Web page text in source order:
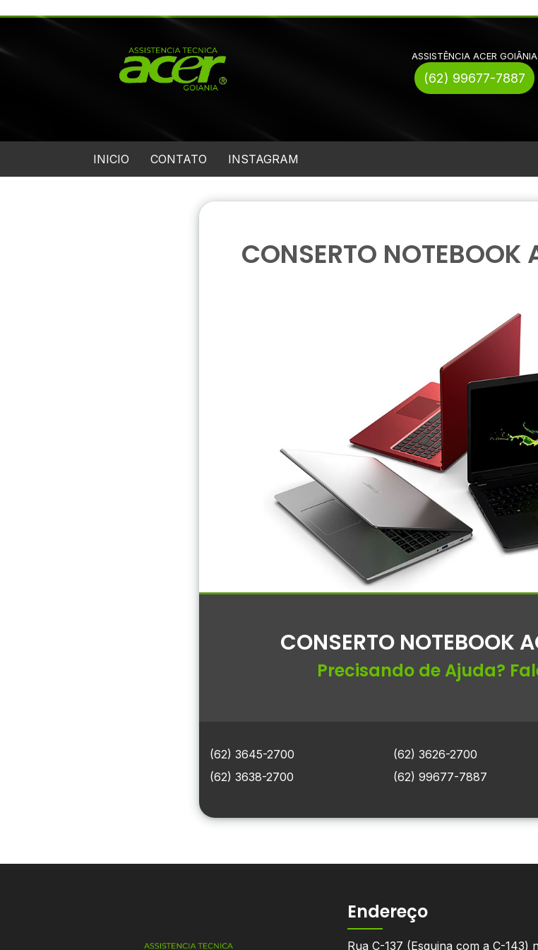
ASSISTÊNCIA ACER GOIÂNIA
(62) 99677-7887
INICIO CONTATO INSTAGRAM
CONSERTO NOTEBOOK
CONSERTO NOTEBOOK
Precisando de Ajuda?
(62) 3645-2700
(62) 3638-2700
(62) 3626-2700
(62) 99677-7887
Endereço
Rua C-137 (Esquina com a C-143)